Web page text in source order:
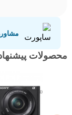
محصولات